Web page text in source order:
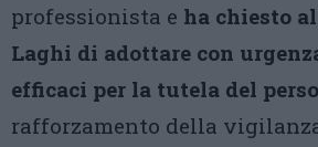
professionista e ha chiesto
Laghi di adottare con
efficaci per la tutela del
rafforzamento della